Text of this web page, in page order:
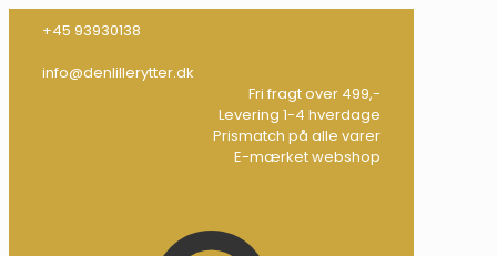
+45 93930138
info@denlillerytter.dk
Fri fragt over 499,-
Levering 1-4 hverdage
Prismatch på alle varer
E-mærket webshop